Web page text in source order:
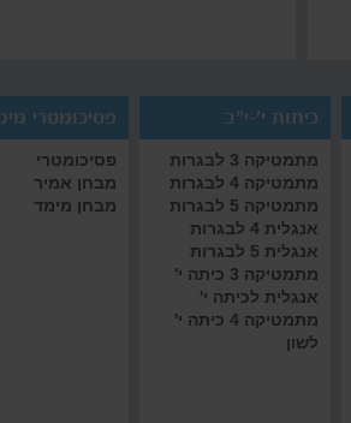
כיתות י'-י"ב
מתמטיקה 3 לבגרות
מתמטיקה 4 לבגרות
מתמטיקה 5 לבגרות
אנגלית 4 לבגרות
אנגלית 5 לבגרות
מתמטיקה 3 כיתה י'
אנגלית לכיתה י'
מתמטיקה 4 כיתה י'
לשון
פסיכומטרי
מבחן אמיר
מבחן מימד